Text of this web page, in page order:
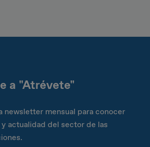
a "Atrévete"
newsletter mensual para conocer
actualidad del sector de las